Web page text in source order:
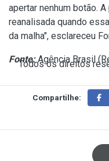
apertar nenhum botão.
reanalisada quando
da malha", esclareceu
Fonte:Agência Brasil (
Todos os direitos
Compartilhe: